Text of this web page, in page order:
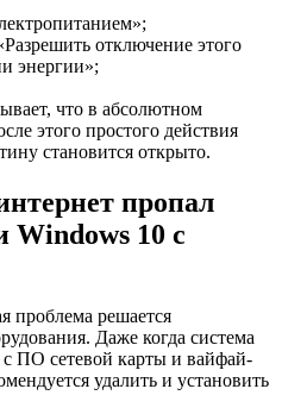
отключение этого
энергии»;
что в абсолютном
этого простого действия
становится открыто.
пропал
Windows 10 с
проблема решается
Даже когда система
ПО сетевой карты и вайфай-
удалить и установить